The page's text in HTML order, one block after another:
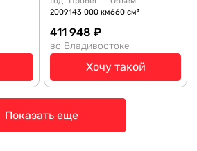
2009143 000 км660 см³
411 948 ₽
во Владивостоке
Хочу такой
Показать еще